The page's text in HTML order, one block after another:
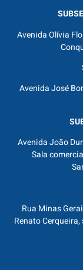
Avenida Olívia
Avenida José
Avenida João
Sala
Rua Minas
Renato